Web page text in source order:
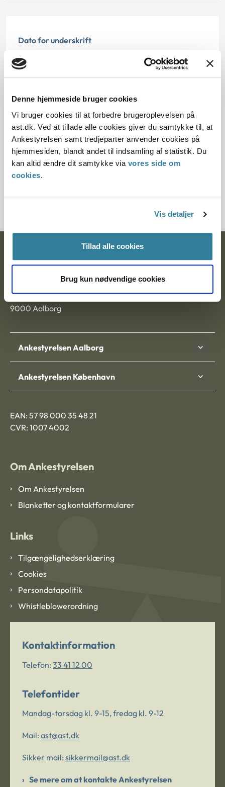
Denne hjemmeside bruger cookies
Vi bruger cookies til at forbedre brugeroplevelsen på
ast.dk. Ved at tillade alle cookies giver du samtykke til, at
Ankestyrelsen samt tredjeparter anvender cookies på
hjemmesiden, blandt andet til indsamling af statistik. Du
kan altid ændre dit samtykke via vores side om
cookies.
Vis detaljer
Tillad alle cookies
Brug kun nødvendige cookies
Dato for underskrift
15.08.1996
Paragraf
§ 40 § 6
Journalnummer
21529-95
Nytorv 7, 2. sal
9000 Aalborg
Ankestyrelsen Aalborg
Ankestyrelsen København
EAN: 57 98 000 35 48 21
CVR: 1007 4002
Om Ankestyrelsen
Om Ankestyrelsen
Blanketter og kontaktformularer
Links
Tilgængelighedserklæring
Cookies
Persondatapolitik
Whistleblowerordning
Kontaktinformation
Telefon: 33 41 12 00
Telefontider
Mandag-torsdag kl. 9-15, fredag kl. 9-12
Mail: ast@ast.dk
Sikker mail: sikkermail@ast.dk
Se mere om at kontakte Ankestyrelsen